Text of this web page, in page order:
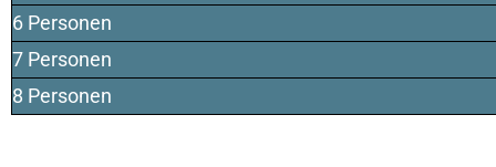
6 Personen
7 Personen
8 Personen